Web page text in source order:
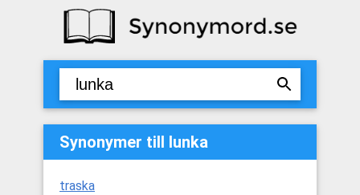
Synonymer till lunka
traska